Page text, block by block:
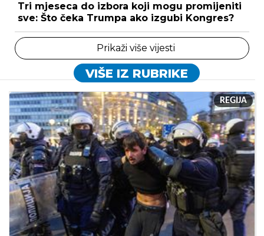
Tri mjeseca do izbora koji mogu promijeniti
sve: Što čeka Trumpa ako izgubi Kongres?
Prikaži više vijesti
VIŠE IZ RUBRIKE
REGIJA